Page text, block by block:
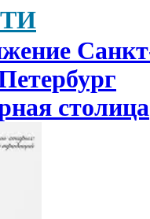
столица